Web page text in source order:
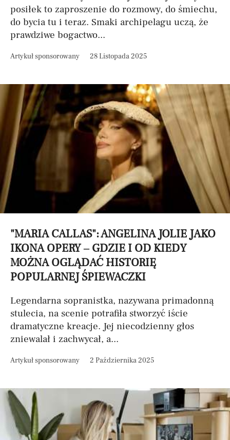
posiłek to zaproszenie do rozmowy, do śmiechu,
do bycia tu i teraz. Smaki archipelagu uczą, że
prawdziwe bogactwo...
Artykuł sponsorowany 28 Listopada 2025
"MARIA CALLAS": ANGELINA JOLIE JAKO
IKONA OPERY – GDZIE I OD KIEDY
MOŻNA OGLĄDAĆ HISTORIĘ
POPULARNEJ ŚPIEWACZKI
Legendarna sopranistka, nazywana primadonną
stulecia, na scenie potrafiła stworzyć iście
dramatyczne kreacje. Jej niecodzienny głos
zniewalał i zachwycał, a...
Artykuł sponsorowany 2 Października 2025